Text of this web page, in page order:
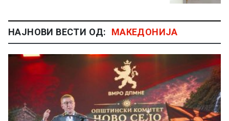
НАЈНОВИ ВЕСТИ ОД: МАКЕДОНИЈА